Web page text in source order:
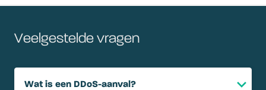
Veelgestelde vragen
Wat is een DDoS-aanval?